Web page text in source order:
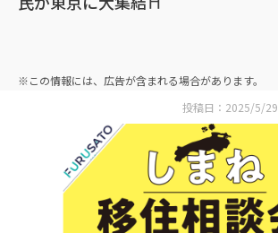
※この情報には、広告が含まれる場合があります。
投稿日：2025/5/29